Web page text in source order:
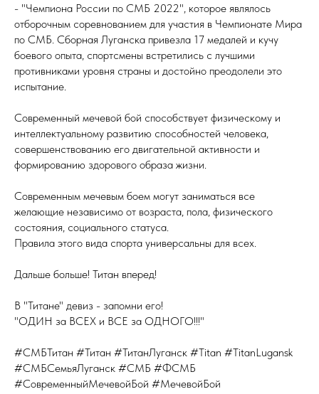
- "Чемпиона России по СМБ 2022", которое являлось
отборочным соревнованием для участия в Чемпионате Мира
по СМБ. Сборная Луганска привезла 17 медалей и кучу
боевого опыта, спортсмены встретились с лучшими
противниками уровня страны и достойно преодолели это
испытание.
Современный мечевой бой способствует физическому и
интеллектуальному развитию способностей человека,
совершенствованию его двигательной активности и
формированию здорового образа жизни.
Современным мечевым боем могут заниматься все
желающие независимо от возраста, пола, физического
состояния, социального статуса.
Правила этого вида спорта универсальны для всех.
Дальше больше! Титан вперед!
В "Титане" девиз - запомни его!
"ОДИН за ВСЕХ и ВСЕ за ОДНОГО!!!"
#СМБТитан #Титан #ТитанЛуганск #Titan #TitanLugansk
#СМБСемьяЛуганск #СМБ #ФСМБ
#СовременныйМечевойБой #МечевойБой